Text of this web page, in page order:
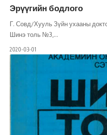
ЭРХ, ЭРХ ЧӨЛӨӨ
Эрүүгийн бодлого
Г. Совд/Хууль Зүйн ухааны
Шинэ толь №3,…
2020-03-01